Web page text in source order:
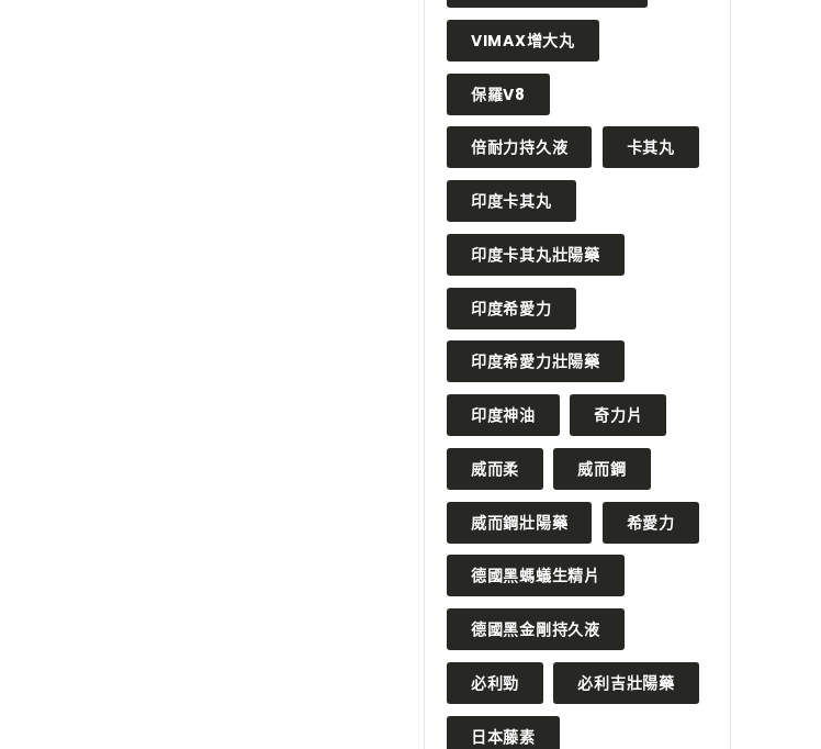
VIMAX增大丸
保羅V8
倍耐力持久液 卡其丸
印度卡其丸
印度卡其丸壯陽藥
印度希愛力
印度希愛力壯陽藥
印度神油 奇力片
威而柔 威而鋼
威而鋼壯陽藥 希愛力
德國黑螞蟻生精片
德國黑金剛持久液
必利勁 必利吉壯陽藥
日本藤素